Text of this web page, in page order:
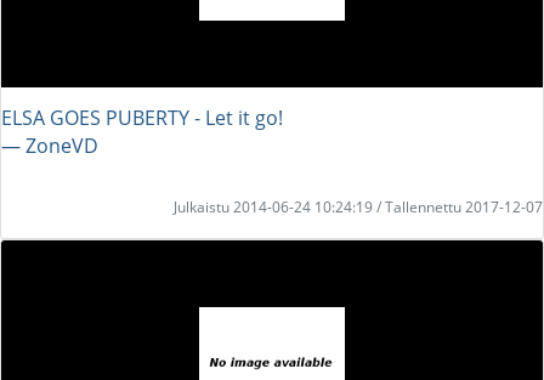
ELSA GOES PUBERTY - Let it go!
― ZoneVD
Julkaistu 2014-06-24 10:24:19 / Tallennettu 2017-12-07